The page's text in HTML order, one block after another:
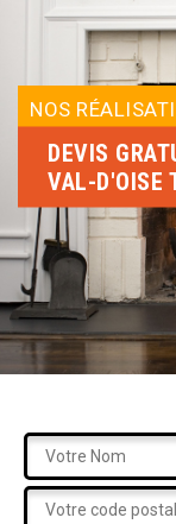
NOS
DEVIS
VAL-D'OISE